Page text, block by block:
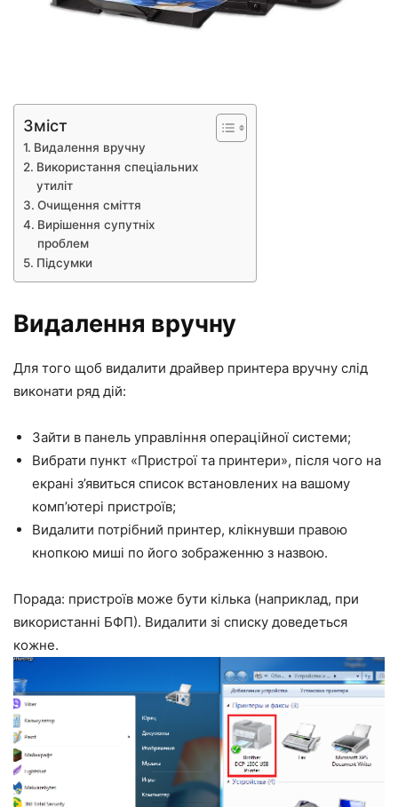
Зміст
Видалення вручну
Використання спеціальних
утиліт
Очищення сміття
Вирішення супутніх
проблем
Підсумки
Видалення вручну
Для того щоб видалити драйвер принтера вручну слід
виконати ряд дій:
Зайти в панель управління операційної системи;
Вибрати пункт «Пристрої та принтери», після чого на
екрані з’явиться список встановлених на вашому
комп’ютері пристроїв;
Видалити потрібний принтер, клікнувши правою
кнопкою миші по його зображенню з назвою.
Порада: пристроїв може бути кілька (наприклад, при
використанні БФП). Видалити зі списку доведеться
кожне.